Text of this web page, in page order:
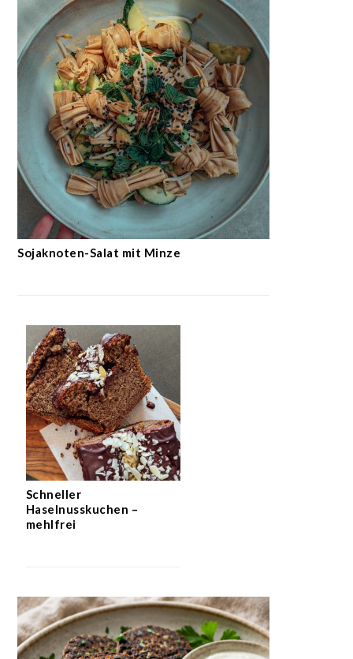
Sojaknoten-Salat mit Minze
Schneller
Haselnusskuchen –
mehlfrei